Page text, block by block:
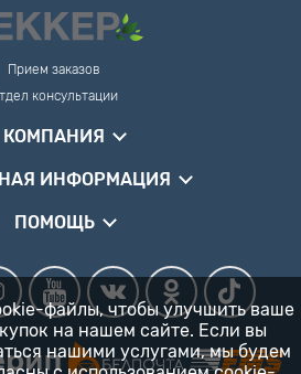
Прием заказов
консультации
КОМПАНИЯ
ИНФОРМАЦИЯ
ПОМОЩЬ
файлы, чтобы улучшить ваше
на нашем сайте. Если вы
нашими услугами, мы будем